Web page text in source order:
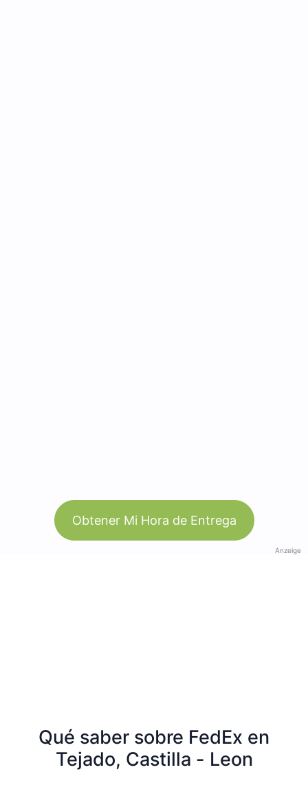
Obtener Mi Hora de Entrega
Anzeige
Qué saber sobre FedEx en
Tejado, Castilla - Leon